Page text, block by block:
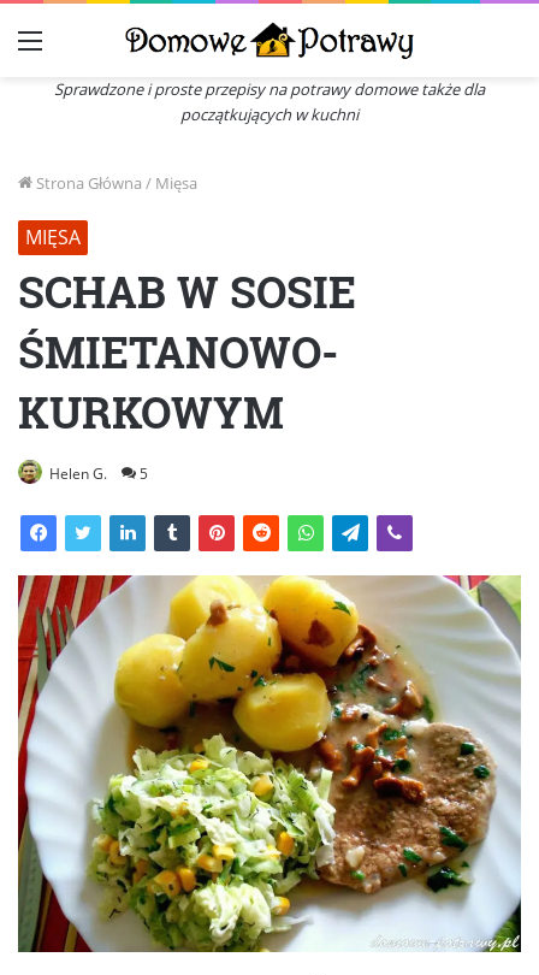
Menu
Sprawdzone i proste przepisy na potrawy domowe także dla
początkujących w kuchni
Strona Główna / Mięsa
MIĘSA
SCHAB W SOSIE
ŚMIETANOWO-
KURKOWYM
Helen G. 5